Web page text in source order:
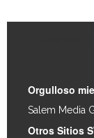
Orgulloso
Salem Media
Otros Sitios